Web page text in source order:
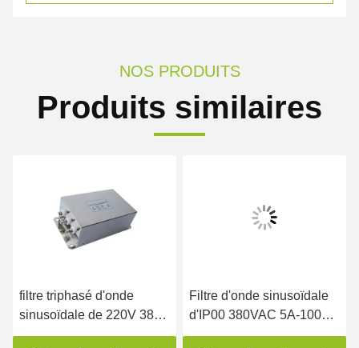
NOS PRODUITS
Produits similaires
filtre triphasé d'onde
sinusoïdale de 220V 380V
EMC pour l'inverseur
Filtre d'onde sinusoïdale
d'IP00 380VAC 5A-1000A
pour le convertisseur de